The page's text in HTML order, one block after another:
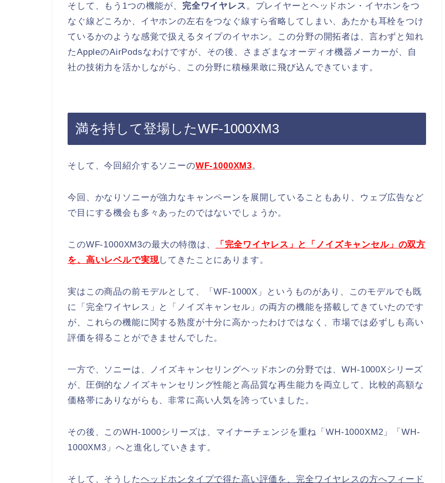
そして、もう1つの機能が、 完全ワイヤレス 。プレイヤーとヘッドホン・イヤホンをつ
なぐ線どころか、イヤホンの左右をつなぐ線すら省略してしまい、あたかも耳栓をつけ
ているかのような感覚で扱えるタイプのイヤホン。この分野の開拓者は、言わずと知れ
たAppleのAirPodsなわけですが、その後、さまざまなオーディオ機器メーカーが、自
社の技術力を活かしながら、この分野に積極果敢に飛び込んできています。
満を持して登場したWF-1000XM3
そして、今回紹介するソニーのWF-1000XM3。
今回、かなりソニーが強力なキャンペーンを展開していることもあり、ウェブ広告など
で目にする機会も多々あったのではないでしょうか。
このWF-1000XM3の最大の特徴は、
「完全ワイヤレス」と「ノイズキャンセル」の双方
を、高いレベルで実現してきたことにあります。
実はこの商品の前モデルとして、「WF-1000X」というものがあり、このモデルでも既
に「完全ワイヤレス」と「ノイズキャンセル」の両方の機能を搭載してきていたのです
が、これらの機能に関する熟度が十分に高かったわけではなく、市場では必ずしも高い
評価を得ることができませんでした。
一方で、ソニーは、ノイズキャンセリングヘッドホンの分野では、WH-1000Xシリーズ
が、圧倒的なノイズキャンセリング性能と高品質な再生能力を両立して、比較的高額な
価格帯にありながらも、非常に高い人気を誇っていました。
その後、このWH-1000シリーズは、マイナーチェンジを重ね「WH-1000XM2」「WH-
1000XM3」へと進化していきます。
そして、そうしたヘッドホンタイプで得た高い評価を、完全ワイヤレスの方へフィード